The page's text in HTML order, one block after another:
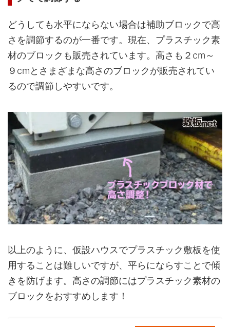
どうしても水平にならない場合は補助ブロックで高
さを調節するのが一番です。現在、プラスチック素
材のブロックも販売されています。高さも２cm～
９cmとさまざまな高さのブロックが販売されてい
るので調節しやすいです。
以上のように、仮設ハウスでプラスチック敷板を使
用することは難しいですが、平らにならすことで傾
きを防げます。高さの調節にはプラスチック素材の
ブロックをおすすめします！